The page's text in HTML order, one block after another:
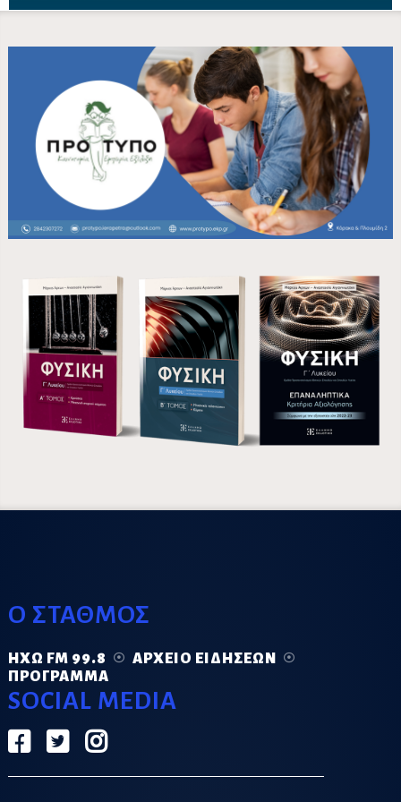
Ο ΣΤΑΘΜΟΣ
ΗΧΏ FM 99.8
ΑΡΧΕΊΟ ΕΙΔΉΣΕΩΝ
ΠΡΌΓΡΑΜΜΑ
SOCIAL MEDIA